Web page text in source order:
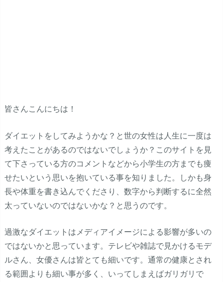
皆さんこんにちは！
ダイエットをしてみようかな？と世の女性は人生に一度は
考えたことがあるのではないでしょうか？このサイトを見
て下さっている方のコメントなどから小学生の方までも痩
せたいという思いを抱いている事を知りました。しかも身
長や体重を書き込んでくださり、数字から判断するに全然
太っていないのではないかな？と思うのです。
過激なダイエットはメディアイメージによる影響が多いの
ではないかと思っています。テレビや雑誌で見かけるモデ
ルさん、女優さんは皆とても細いです。通常の健康とされ
る範囲よりも細い事が多く、いってしまえばガリガリで